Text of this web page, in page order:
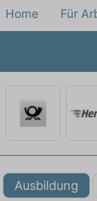
Home Für
Ausbildung